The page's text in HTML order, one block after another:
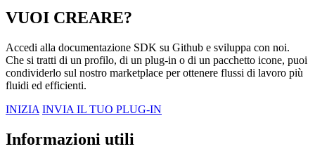
VUOI CREARE?
Accedi alla documentazione SDK su Github e sviluppa con noi.
Che si tratti di un profilo, di un plug-in o di un pacchetto icone, puoi
condividerlo sul nostro marketplace per ottenere flussi di lavoro più
fluidi ed efficienti.
INIZIA INVIA IL TUO PLUG-IN
Informazioni utili